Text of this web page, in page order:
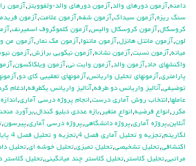
دامنه,آزمون دورهاي والد,آزمون دورهاي والد-ولفوويتز ,آزمون
سنگ ريزه,آزمون سيداك,آزمون شفه,آزمون علامت,آزمون
كروسكال,آزمون كروسكال واليس,آزمون كلموگروف اسميرنف,
لون,آزمون مانتل هانزل,آزمون ماننوا,آزمون مك نمار ,آزمون من
ميانه,آزمون نسبت,آزمون نشانه,آزمون نيكويي برازش,آزمون
واكنشهاي حاد,آزمون والد,آزمون وايت ني,آزمون ويلكاكسون,
پارامتري,آزمونهاي تحليل واريانس,آزمونهاي تعقيبي كاي دو,
توضيفي,آناليز واريانس دو طرفه,آناليز واريانس يکطرفه,ادغام
عاملها,انتخاب روش آماري درست,انجام پروژه درسي آماري,
مكرر ,انواع فرضيه,انواع متغير ,بازه عددي دبليو كندال,برآورد
آنلاين,پروژه آماري,پروژه دانشگاهي,پروژه درسي آماري,پيرسون,
لگاريتم,تجزيه و تحليل آماري فصل 4 ,تجزيه و تحليل فصل 4 پايانامه
اكتشافي,تحليل تشخيصي,تحليل تميزي,تحليل خوشه اي,تحليل
مراتبي,تحليل كلاستر ,تحليل كلاستر چند ميانگيني,تحليل كلاستر